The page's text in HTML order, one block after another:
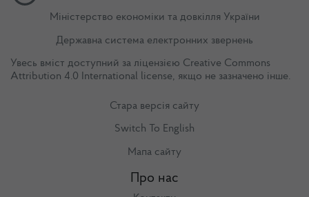
Міністерство економіки та довкілля України
Державна система електронних звернень
Увесь вміст доступний за ліцензією Creative Commons
Attribution 4.0 International license, якщо не зазначено інше.
Стара версія сайту
Switch To English
Мапа сайту
Про нас